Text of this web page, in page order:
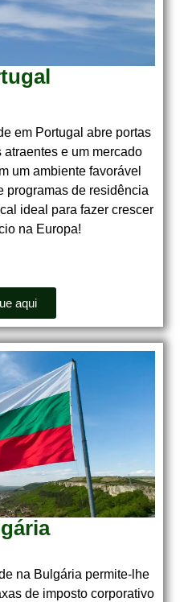
em Portugal abre portas
e um mercado
um ambiente favorável
programas de residência
ideal para fazer crescer
na Europa!
aqui
na Bulgária permite-lhe
de imposto corporativo